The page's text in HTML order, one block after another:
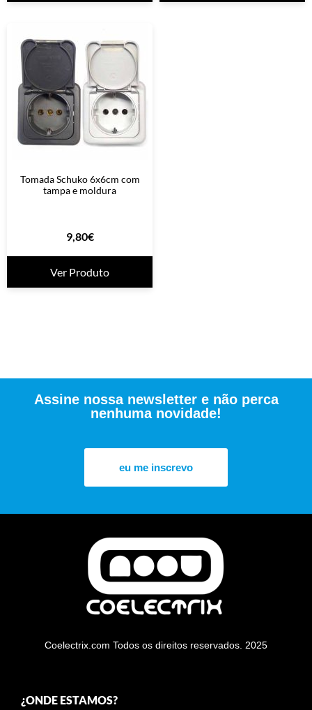
Tomada Schuko 6x6cm com
tampa e moldura
9,80€
Ver Produto
Assine nossa newsletter e não perca
nenhuma novidade!
eu me inscrevo
Coelectrix.com Todos os direitos reservados. 2025
¿ONDE ESTAMOS?